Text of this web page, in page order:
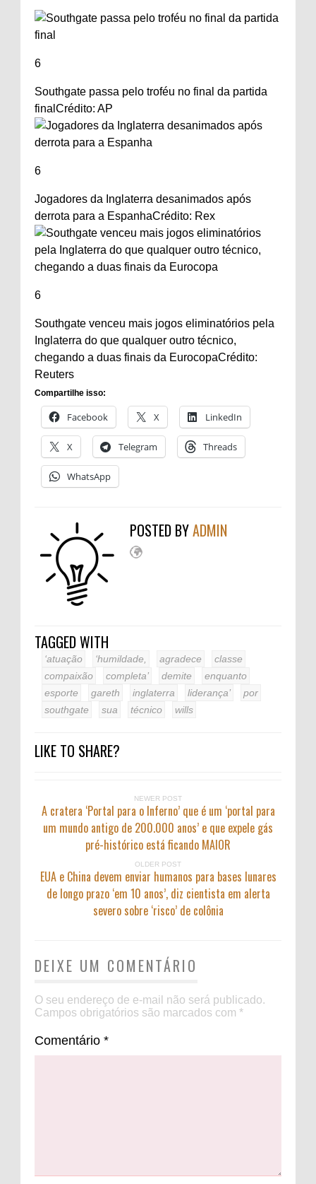
6
Southgate passa pelo troféu no final da partida
final Crédito: AP
6
Jogadores da Inglaterra desanimados após
derrota para a EspanhaCrédito: Rex
6
Southgate venceu mais jogos eliminatórios pela
Inglaterra do que qualquer outro técnico,
chegando a duas finais da EurocopaCrédito:
Reuters
Compartilhe isso:
Facebook X LinkedIn
X Telegram Threads
WhatsApp
POSTED BYADMIN
TAGGED WITH
‘atuação ‘humildade, agradece
classe
compaixão
completa’ demite
enquanto
esporte
gareth inglaterra liderança’
por
southgate
sua técnico wills
LIKE TO SHARE?
NEWER POST
A cratera ‘Portal para o Inferno’ que é um ‘portal para
um mundo antigo de 200.000 anos’ e que expele gás
pré-histórico está ficando MAIOR
OLDER POST
EUA e China devem enviar humanos para bases lunares
de longo prazo ‘em 10 anos’, diz cientista em alerta
severo sobre ‘risco’ de colônia
DEIXE UM COMENTÁRIO
O seu endereço de e-mail não será publicado.
Campos obrigatórios são marcados com *
Comentário *